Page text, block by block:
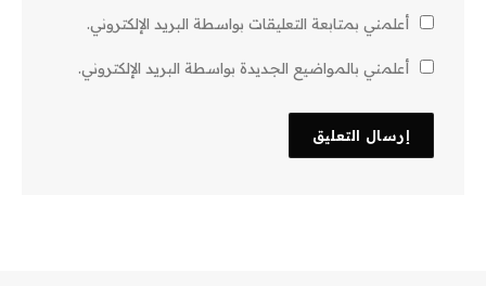
أعلمني بمتابعة التعليقات بواسطة البريد الإلكتروني.
أعلمني بالمواضيع الجديدة بواسطة البريد الإلكتروني.